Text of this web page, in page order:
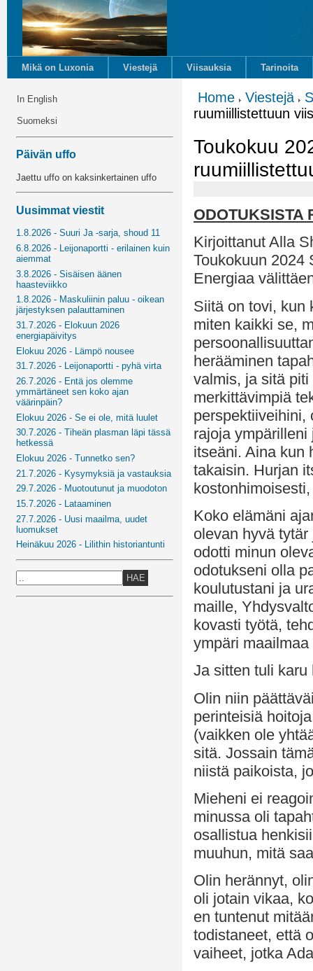
Mikä on Luxonia Viestejä Viisauksia Tarinoita
In English
Suomeksi
Päivän uffo
Jaettu uffo on kaksinkertainen uffo
Uusimmat viestit
1.8.2026 - Suuri Ja -sarja, shoud 11
6.8.2026 - Leijonaportti - erilainen kuin
aiemmat
3.8.2026 - Sisäisen äänen
haasteviikko
1.8.2026 - Maskuliinin paluu - oikean
järjestyksen palauttaminen
31.7.2026 - Elokuun 2026
energiapäivitys
Elokuu 2026 - Lämpö nousee
31.7.2026 - Leijonaportti - pyhä virta
26.7.2026 - Entä jos olemme
ymmärtäneet sen koko ajan
väärinpäin?
Elokuu 2026 - Se ei ole, mitä luulet
30.7.2026 - Tiheän plasman läpi tässä
hetkessä
Elokuu 2026 - Tunnetko sen?
21.7.2026 - Kysymyksiä ja vastauksia
29.7.2026 - Muotoutunut ja muodoton
15.7.2026 - Lataaminen
27.7.2026 - Uusi maailma, uudet
luomukset
Heinäkuu 2026 - Lilithin historiantunti
HAE
Home Viestejä
ruumiillistettuun
Toukokuu
ODOTUKSISTA
Kirjoittanut Alla
Toukokuun 2024
Energiaa
Siitä on tovi, kun
miten kaikki se,
herääminen
valmis, ja sitä
merkittävimpiä
rajoja
itseäni. Aina kun
takaisin. Hurjan
Koko elämäni
olevan hyvä
odotti minun
odotukseni olla
koulutustani ja
maille,
kovasti työtä,
ympäri
Ja sitten tuli karu
Olin niin
perinteisiä
(vaikken ole
sitä. Jossain
niistä paikoista,
Mieheni ei
minussa oli
osallistua
muuhun, mitä
Olin herännyt,
oli jotain vikaa,
en tuntenut
todistaneet, että
vaiheet, jotka